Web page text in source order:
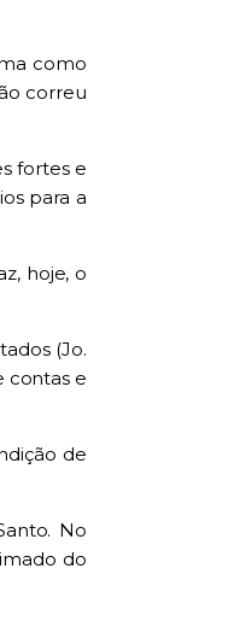
como
correu
fortese
para a
, hoje, o
(Jo.
contas e
de
. No
do